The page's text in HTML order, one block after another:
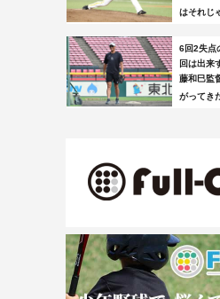
はそれじ
6回2失点
回は出来
藤和巳監
がってき